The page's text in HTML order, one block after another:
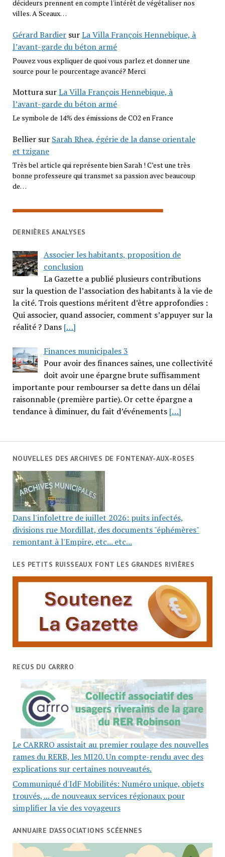
décideurs prennent en compte l'intérêt de végétaliser nos
villes. A Sceaux…
Gérard BardiersurLa Villa François Hennebique, à
l’avant-garde du béton armé
Pouvez vous expliquer de quoi vous parlez et donner une
source pour le pourcentage avancé? Merci
MotturasurLa Villa François Hennebique, à
l’avant-garde du béton armé
Le symbole de 14% des émissions de CO2 en France
Belliersur Sarah Rhea, égérie de la danse orientale
et tzigane
Très bel article qui représente bien Sarah ! C’est une très
bonne professeure qui transmet sa passion avec beaucoup
de…
DERNIÈRES ANALYSES
Associer les habitants, proposition de
conclusion
La Gazette a publié plusieurs contributions
sur la question de l’association des habitants à la vie de
la cité. Trois questions méritent d’être approfondies :
Qui associer, quand associer, comment s’appuyer sur la
réalité ? Dans […]
Finances municipales 3
Pour avoir des finances saines, une collectivité
doit avoir une épargne brute suffisamment
importante pour rembourser sa dette dans un délai
raisonnable (première partie). Or cette épargne a
tendance à diminuer, du fait d’événements […]
NOUVELLES DES ARCHIVES DE FONTENAY-AUX-ROSES
Dans l'infolettre de juillet 2026: puits infectés,
divisions rue Mordillat, des documents "éphémères"
remontant à l'Empire, etc... etc...
LES PETITS RUISSEAUX FONT LES GRANDES RIVIÈRES
RECUS DU CARRRO
Le CARRRO assistait au premier roulage des nouvelles
rames du RERB, les MI20. Un compte-rendu avec des
explications sur certaines nouveautés.
Communiqué d'IdF Mobilités: Numéro unique, objets
trouvés, ... de nouveaux services régionaux pour
simplifier la vie des voyageurs
ANNUAIRE D’ASSOCIATIONS SCÉENNES